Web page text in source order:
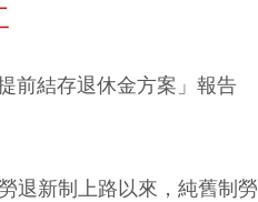
前結存退休金方案」報告
退新制上路以來，純舊制勞